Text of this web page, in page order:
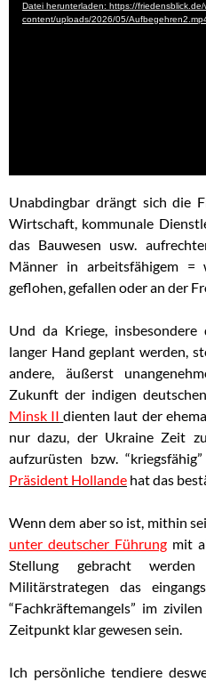
Datei herunterladen: https://friedensblick.de/
content/uploads/2026/05/
Unabdingbar drängt sich die
Wirtschaft, kommunale
das Bauwesen usw.
Männer in arbeitsfähigem =
geflohen, gefallen oder an der
Und da Kriege,
langer Hand geplant werden,
andere, äußerst
Zukunft der indigen
Minsk II dienten laut der
nur dazu, der Ukraine Zeit
aufzurüsten bzw.
Präsident Hollande hat das
Wenn dem aber so ist, mithin
unter deutscher Führungmit
Stellung gebracht
Militärstrategen das
“Fachkräftemangels” im
Zeitpunkt klar gewesen sein.
Ich persönliche tendiere